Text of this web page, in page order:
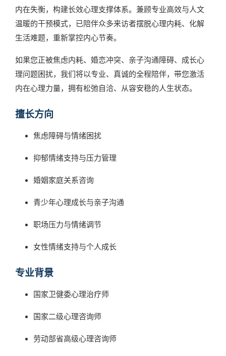
内在失衡，构建长效心理支撑体系。兼顾专业高效与人文
温暖的干预模式，已陪伴众多来访者摆脱心理内耗、化解
生活难题，重新掌控内心节奏。
如果您正被焦虑内耗、婚恋冲突、亲子沟通障碍、成长心
理问题困扰，我们将以专业、真诚的全程陪伴，带您激活
内在心理力量，拥有松弛自洽、从容安稳的人生状态。
擅长方向
焦虑障碍与情绪困扰
抑郁情绪支持与压力管理
婚姻家庭关系咨询
青少年心理成长与亲子沟通
职场压力与情绪调节
女性情绪支持与个人成长
专业背景
国家卫健委心理治疗师
国家二级心理咨询师
劳动部省高级心理咨询师